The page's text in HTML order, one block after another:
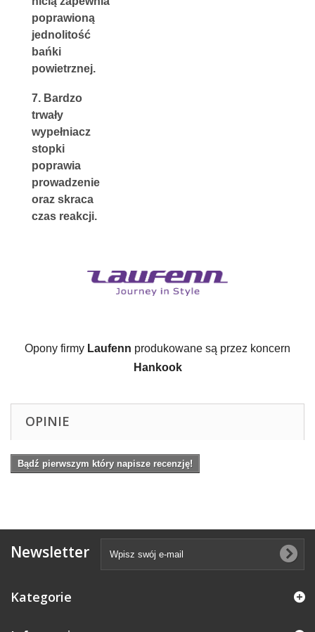
poprawioną
jednolitość
bańki
powietrznej.
7. Bardzo
trwały
wypełniacz
stopki
poprawia
prowadzenie
oraz skraca
czas reakcji.
Opony firmy Laufenn
Hankook
OPINIE
Bądź pierwszym który napisze recenzję!
Newsletter
Kategorie